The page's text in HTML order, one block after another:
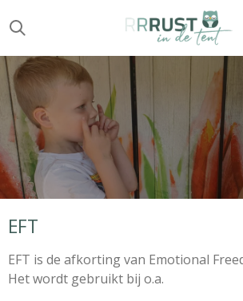
direct
naar
de
hoofdinhoud
EFT
EFT is de afkorting van Emotional
Het wordt gebruikt bij o.a.